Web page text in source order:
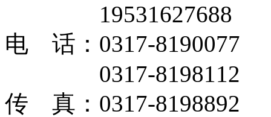
19531627688
电 话：0317-8190077
0317-8198112
传 真：0317-8198892